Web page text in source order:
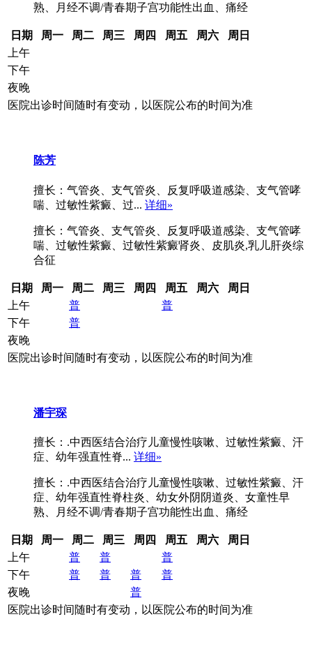
熟、月经不调/青春期子宫功能性出血、痛经
日期 周一 周二 周三 周四 周五 周六
周日
上午
下午
夜晚
医院出诊时间随时有变动，以医院公布的时间为准
陈芳
擅长：气管炎、支气管炎、反复呼吸道感染、支气管哮
喘、过敏性紫癜、过... 详细»
擅长：气管炎、支气管炎、反复呼吸道感染、支气管哮
喘、过敏性紫癜、过敏性紫癜肾炎、皮肌炎,乳儿肝炎综
合征
日期 周一 周二 周三 周四 周五 周六
周日
上午
普
普
下午
普
夜晚
医院出诊时间随时有变动，以医院公布的时间为准
潘宇琛
擅长：.中西医结合治疗儿童慢性咳嗽、过敏性紫癜、汗
症、幼年强直性脊... 详细»
擅长：.中西医结合治疗儿童慢性咳嗽、过敏性紫癜、汗
症、幼年强直性脊柱炎、幼女外阴阴道炎、女童性早
熟、月经不调/青春期子宫功能性出血、痛经
日期 周一 周二 周三 周四 周五 周六
周日
上午
普 普
普
下午
普 普 普
普
夜晚
普
医院出诊时间随时有变动，以医院公布的时间为准